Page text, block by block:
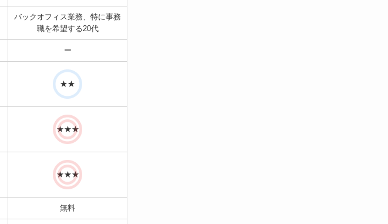
バックオフィス業務、特に事務
職を希望する20代
ー
★★
★★★
★★★
無料